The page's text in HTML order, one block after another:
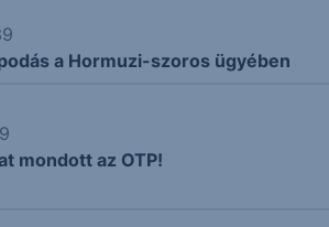
a Hormuzi-szoros ügyében
mondott az OTP!